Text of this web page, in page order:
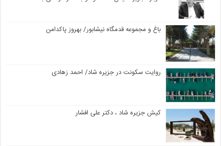
باغ و مجموعه قدمگاه نیشابور/ بهروز پاکدامن
روایت سکونت در جزیره شاد/ احمد زهادی
کیش جزیره شاد ، دکتر علی افشار